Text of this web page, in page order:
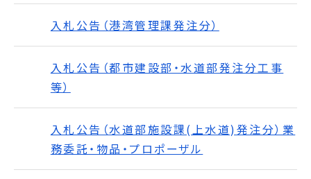
入札公告（港湾管理課発注分）
入札公告（都市建設部・水道部発注分工事
等）
入札公告（水道部施設課(上水道)発注分）業
務委託・物品・プロポーザル